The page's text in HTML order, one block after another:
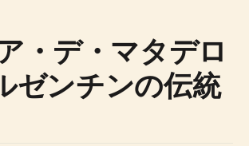
・デ・マタデロ
ゼンチンの伝統